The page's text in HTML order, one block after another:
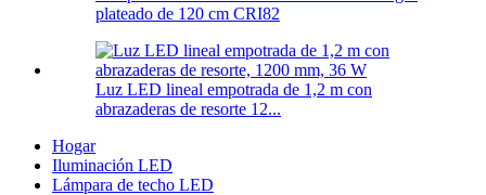
plateado de 120 cm CRI82
Luz LED lineal empotrada de 1,2 m con
abrazaderas de resorte 12...
Hogar
Iluminación LED
Lámpara de techo LED